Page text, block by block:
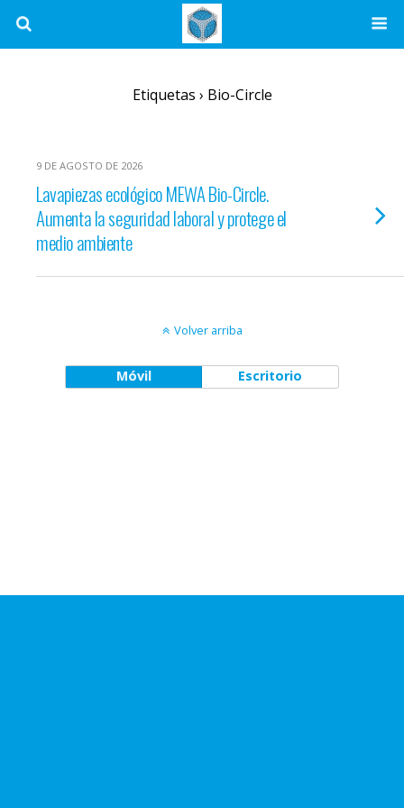
Etiquetas › Bio-Circle
9 DE AGOSTO DE 2026
Lavapiezas ecológico MEWA Bio-Circle.
Aumenta la seguridad laboral y protege el
medio ambiente
Volver arriba
Móvil Escritorio